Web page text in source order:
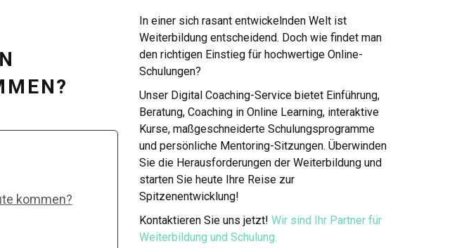
kommen?
In einer sich rasant entwickelnden Welt ist
Weiterbildung entscheidend. Doch wie findet man
den richtigen Einstieg für hochwertige Online-
Schulungen?
Unser Digital Coaching-Service bietet Einführung,
Beratung, Coaching in Online Learning, interaktive
Kurse, maßgeschneiderte Schulungsprogramme
und persönliche Mentoring-Sitzungen. Überwinden
Sie die Herausforderungen der Weiterbildung und
starten Sie heute Ihre Reise zur
Spitzenentwicklung!
Kontaktieren Sie uns jetzt! Wir sind Ihr Partner für
Weiterbildung und Schulung.